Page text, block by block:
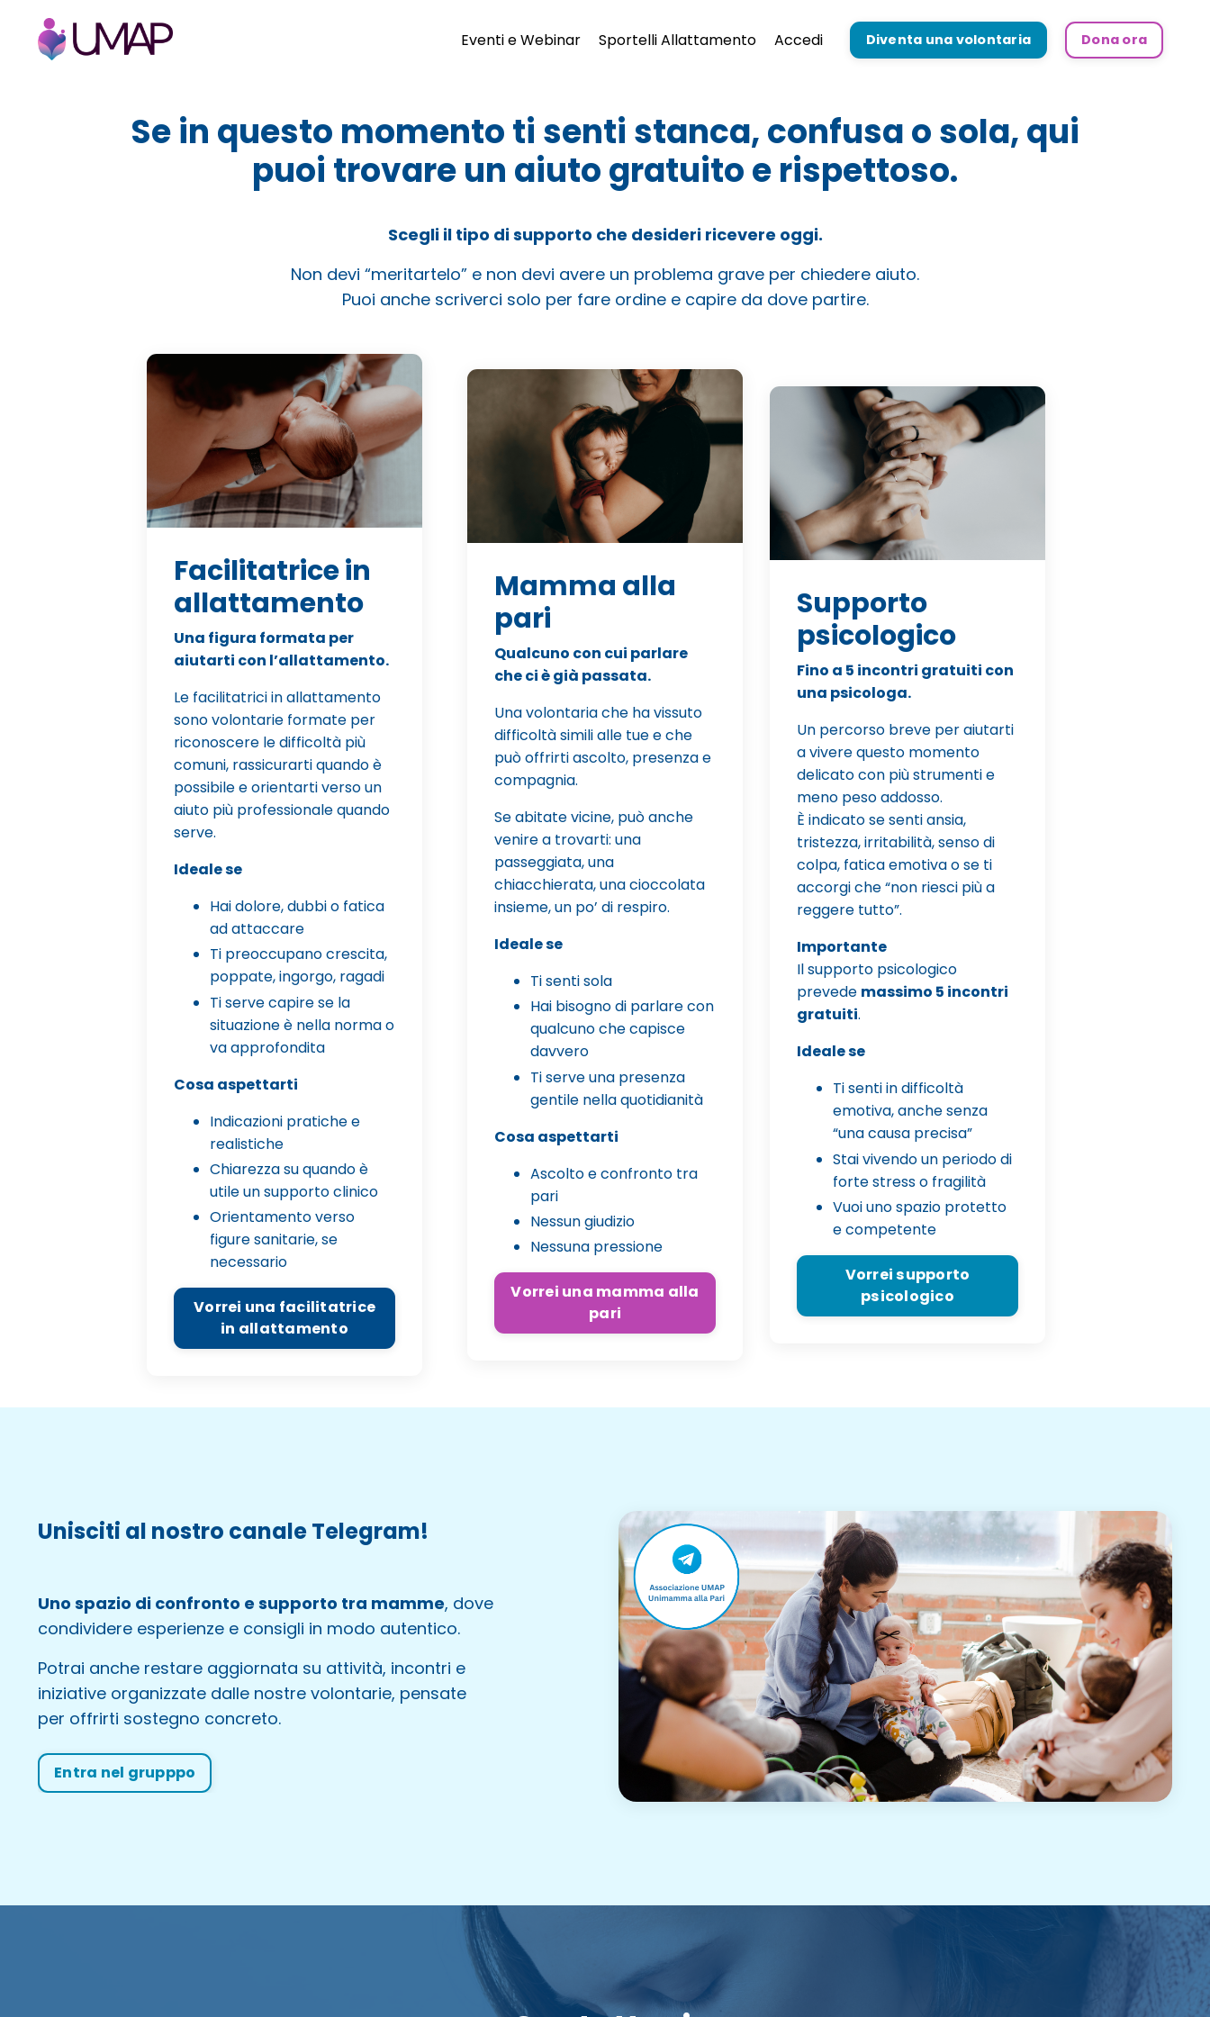
Eventi e Webinar Sportelli Allattamento Accedi Diventa una volontaria Dona ora
Se in questo momento ti senti stanca, confusa o sola, qui
puoi trovare un aiuto gratuito e rispettoso.
Scegli il tipo di supporto che desideri ricevere oggi.
Non devi “meritartelo” e non devi avere un problema grave per chiedere aiuto.
Puoi anche scriverci solo per fare ordine e capire da dove partire.
Facilitatrice in
allattamento
Una figura formata per
aiutarti con l’allattamento.
Le facilitatrici in allattamento
sono volontarie formate per
riconoscere le difficoltà più
comuni, rassicurarti quando è
possibile e orientarti verso un
aiuto più professionale quando
serve.
Ideale se
Hai dolore, dubbi o fatica
ad attaccare
Ti preoccupano crescita,
poppate, ingorgo, ragadi
Ti serve capire se la
situazione è nella norma o
va approfondita
Cosa aspettarti
Indicazioni pratiche e
realistiche
Chiarezza su quando è
utile un supporto clinico
Orientamento verso
figure sanitarie, se
necessario
Vorrei una facilitatrice
in allattamento
Mamma alla
pari
Qualcuno con cui parlare
che ci è già passata.
Una volontaria che ha vissuto
difficoltà simili alle tue e che
può offrirti ascolto, presenza e
compagnia.
Se abitate vicine, può anche
venire a trovarti: una
passeggiata, una
chiacchierata, una cioccolata
insieme, un po’ di respiro.
Ideale se
Ti senti sola
Hai bisogno di parlare con
qualcuno che capisce
davvero
Ti serve una presenza
gentile nella quotidianità
Cosa aspettarti
Ascolto e confronto tra
pari
Nessun giudizio
Nessuna pressione
Vorrei una mamma alla
pari
Supporto
psicologico
Fino a 5 incontri gratuiti con
una psicologa.
Un percorso breve per aiutarti
a vivere questo momento
delicato con più strumenti e
meno peso addosso.
È indicato se senti ansia,
tristezza, irritabilità, senso di
colpa, fatica emotiva o se ti
accorgi che “non riesci più a
reggere tutto”.
Importante
Il supporto psicologico
prevede massimo 5 incontri
gratuiti.
Ideale se
Ti senti in difficoltà
emotiva, anche senza
“una causa precisa”
Stai vivendo un periodo di
forte stress o fragilità
Vuoi uno spazio protetto
e competente
Vorrei supporto
psicologico
Unisciti al nostro canale Telegram!
Uno spazio di confronto e supporto tra mamme, dove
condividere esperienze e consigli in modo autentico.
Potrai anche restare aggiornata su attività, incontri e
iniziative organizzate dalle nostre volontarie, pensate
per offrirti sostegno concreto.
Entra nel grupppo